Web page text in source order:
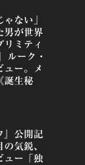
ゃない」
男が世界
リミティ
ルーク・
ュー。メ
誕⽣秘
』公開記
気鋭、
ュー「独